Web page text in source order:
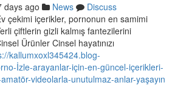
days ago News
Discuss
çekimi içerikler, pornonun en samimi
çiftlerin gizli kalmış fantezilerini
Ürünler Cinsel hayatınızı
kallumxoxl345424.blog-
İzle-arayanlar-için-en-güncel-içerikleri-
videolarla-unutulmaz-anlar-yaşayın